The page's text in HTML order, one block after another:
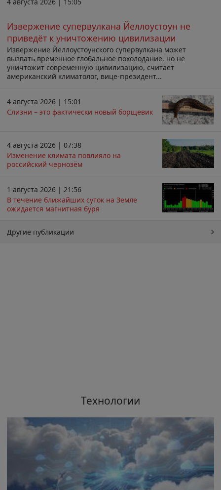
Извержение супервулкана Йеллоустоун не
приведёт к уничтожению цивилизации
Извержение Йеллоустоунского супервулкана может
вызвать временное глобальное похолодание, но не
уничтожит современную цивилизацию, считает
американский климатолог, вице-президент...
4 августа 2026 | 15:01
Слизни – это фактически новый борщевик
4 августа 2026 | 07:38
Изменение климата повлияло на
российский чернозём
1 августа 2026 | 21:56
В течение ближайших суток на Земле
ожидается магнитная буря
Другие публикации
Технологии